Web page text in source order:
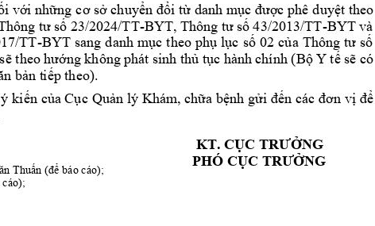
với những cơ sở chuyển đổi từ danh mục được phê duyệt theo
ông tư số 23/2024/TT-BYT, Thông tư số 43/2013/TT-BYT và
TT-BYT sang danh mục theo phụ lục số 02 của Thông tư số
sẽ theo hướng không phát sinh thủ tục hành chính (Bộ Y tế sẽ có
bản tiếp theo).
kiến của Cục Quản lý Khám, chữa bệnh gửi đến các đơn vị để
n Thuấn (để báo cáo);
cáo);
KT. CỤC TRƯỞNG
PHÓ CỤC TRƯỞNG